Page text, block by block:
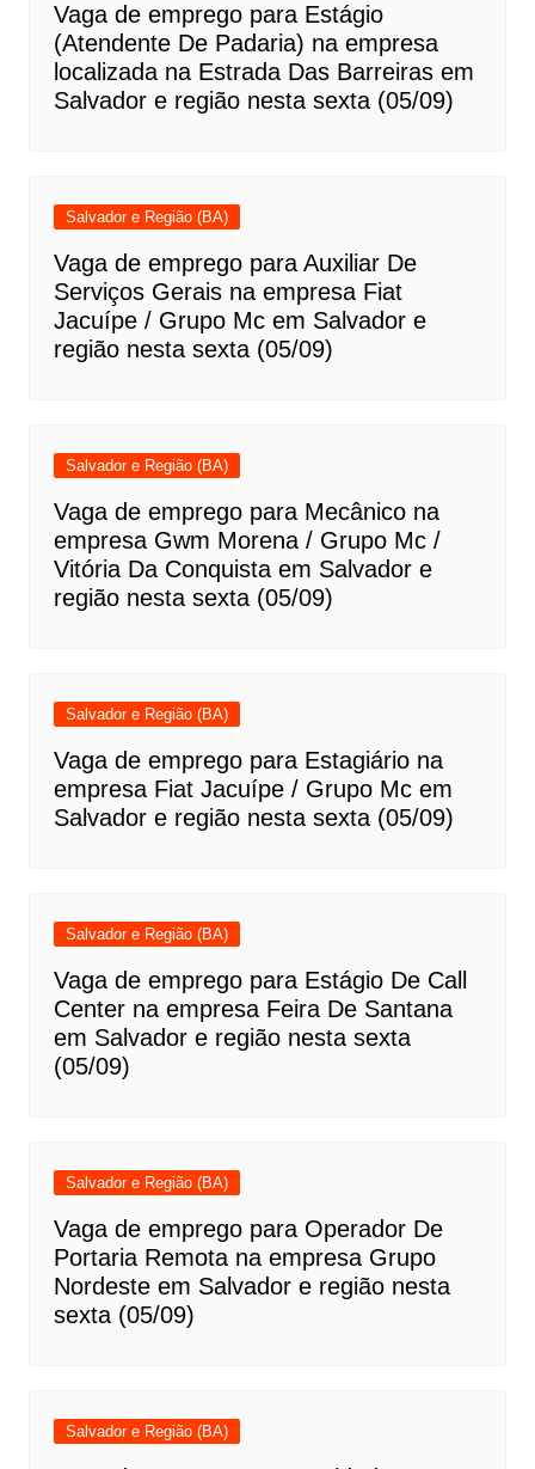
Vaga de emprego para Estágio
(Atendente De Padaria) na empresa
localizada na Estrada Das Barreiras em
Salvador e região nesta sexta (05/09)
Salvador e Região (BA)
Vaga de emprego para Auxiliar De
Serviços Gerais na empresa Fiat
Jacuípe / Grupo Mc em Salvador e
região nesta sexta (05/09)
Salvador e Região (BA)
Vaga de emprego para Mecânico na
empresa Gwm Morena / Grupo Mc /
Vitória Da Conquista em Salvador e
região nesta sexta (05/09)
Salvador e Região (BA)
Vaga de emprego para Estagiário na
empresa Fiat Jacuípe / Grupo Mc em
Salvador e região nesta sexta (05/09)
Salvador e Região (BA)
Vaga de emprego para Estágio De Call
Center na empresa Feira De Santana
em Salvador e região nesta sexta
(05/09)
Salvador e Região (BA)
Vaga de emprego para Operador De
Portaria Remota na empresa Grupo
Nordeste em Salvador e região nesta
sexta (05/09)
Salvador e Região (BA)